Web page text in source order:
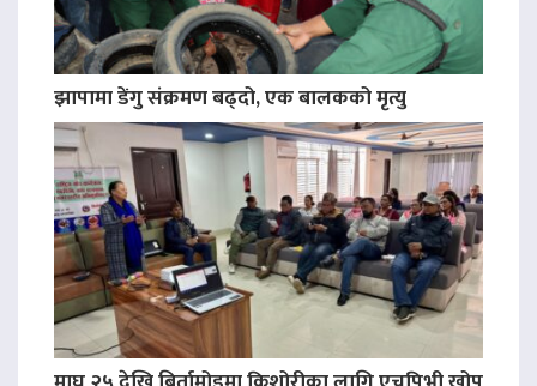
झापामा डेंगु संक्रमण बढ्दो, एक बालकको मृत्यु